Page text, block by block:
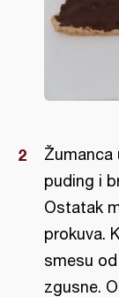
Žumanca
puding i
Ostatak
prokuva.
smesu
zgusne.